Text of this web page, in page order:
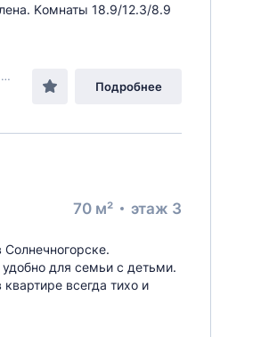
Kомнаты 18.9/12.3/8.9
Московская область, Поселок санатория Министерства Обороны,
Подробнее
70 м² этаж 3
для семьи с детьми.
всегда тихо и